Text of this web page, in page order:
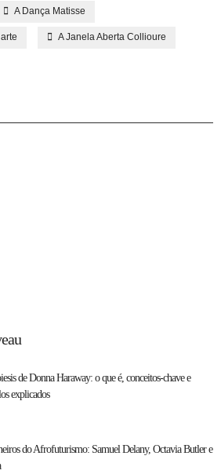
A Dança Matisse
A Janela Aberta Collioure
de Donna Haraway: o que é, conceitos-chave e
explicados
do Afrofuturismo: Samuel Delany, Octavia Butler e